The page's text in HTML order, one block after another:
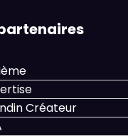
Créateur